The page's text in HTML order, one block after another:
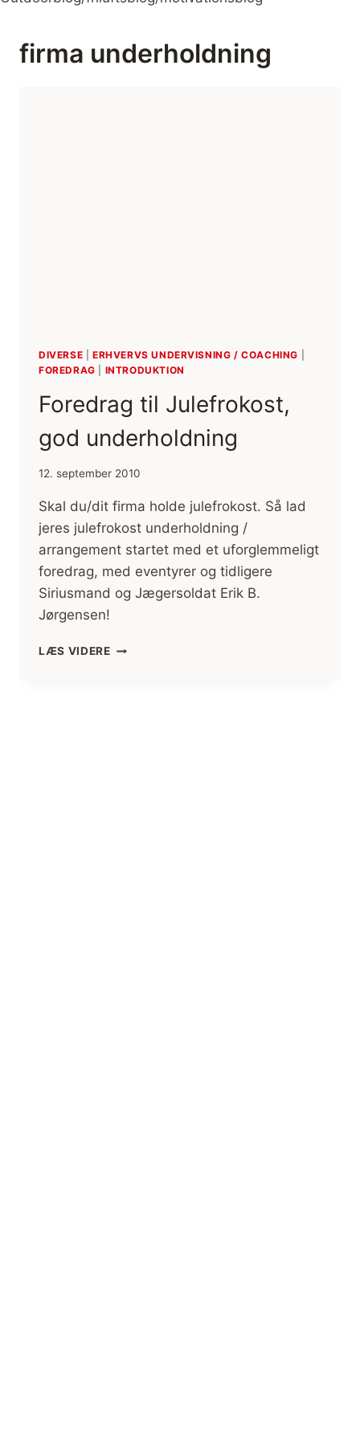
firma underholdning
DIVERSE ERHVERVS UNDERVISNING / COACHING
FOREDRAG
INTRODUKTION
Foredrag til Julefrokost,
god underholdning
12. september 2010
Skal du/dit firma holde julefrokost. Så lad
jeres julefrokost underholdning /
arrangement startet med et uforglemmeligt
foredrag, med eventyrer og tidligere
Siriusmand og Jægersoldat Erik B.
Jørgensen!
LÆS VIDEREFOREDRAG